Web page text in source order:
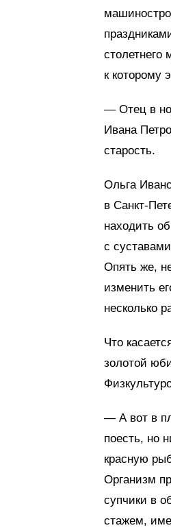
к которому
— Отец в
Ивана
старость.
Ольга
в Санкт-
находить
с
Опять же,
изменить
несколько
Что
золотой
— А вот в
поесть, но
красную
Организм
супчики в
стажем,